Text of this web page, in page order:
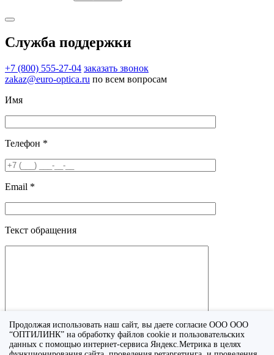
Продолжая использовать наш сайт, вы даете согласие ООО ООО
“ОПТИЛИНК” на обработку файлов cookie и пользовательских
данных с помощью интернет-сервиса Яндекс.Метрика в целях
Служба поддержки
+7 (800) 555-27-04 заказать звонок
zakaz@euro-optica.ru по всем вопросам
Имя
Телефон *
Email *
Текст обращения